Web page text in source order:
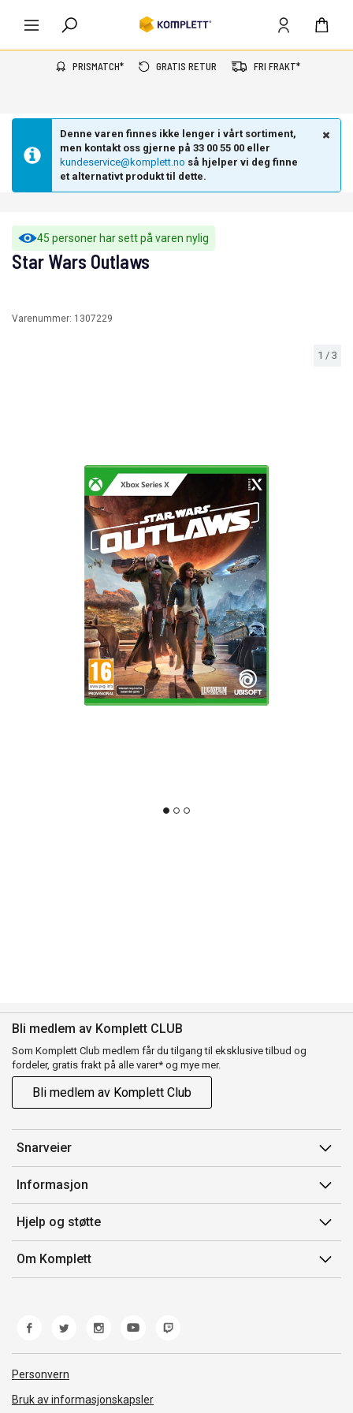
PRISMATCH* GRATIS RETUR FRI FRAKT*
Denne varen finnes ikke lenger i vårt sortiment,
men kontakt oss gjerne på 33 00 55 00 eller
kundeservice@komplett.no så hjelper vi deg finne
et alternativt produkt til dette.
45 personer har sett på varen nylig
1 / 3
Star Wars Outlaws
Varenummer: 1307229
Bli medlem av Komplett CLUB
Som Komplett Club medlem får du tilgang til eksklusive tilbud og
fordeler, gratis frakt på alle varer* og mye mer.
Bli medlem av Komplett Club
Snarveier
Min side
Ordreoversikt
Flex
Komplett Club
Informasjon
Salgsbetingelser
Medlemsvilkår for Komplett Club
Merker/produsent
Hjelp og støtte
Kontakt oss
Kundeservice
Retur
Reklamasjon og garanti
Frakt og levering
Om Komplett
Personvern
Bruk av informasjonskapsler